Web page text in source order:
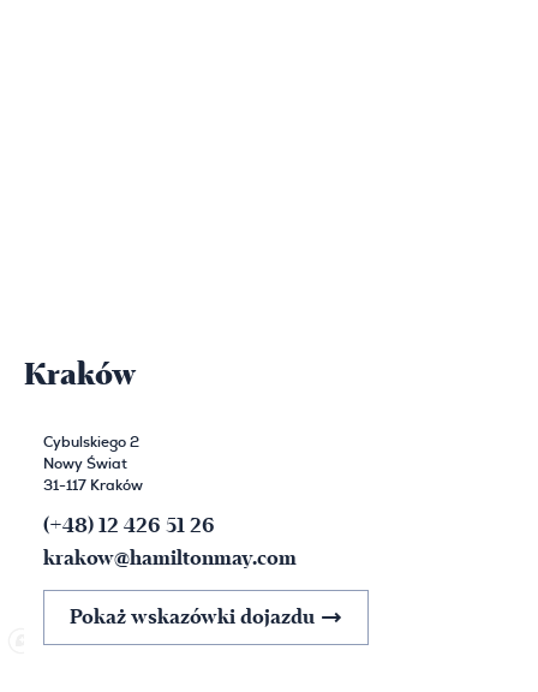
Kraków
Cybulskiego 2
Nowy Świat
31-117 Kraków
(+48) 12 426 51 26
krakow@hamiltonmay.com
Pokaż wskazówki dojazdu